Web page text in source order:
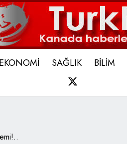
EKONOMİ SAĞLIK BİLİM